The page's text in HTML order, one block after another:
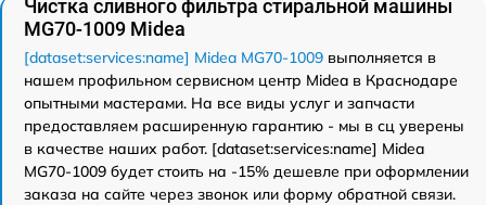
Чистка сливного фильтра стиральной машины
MG70-1009 Midea
[dataset:services:name] Midea MG70-1009 выполняется в
нашем профильном сервисном центр Midea в Краснодаре
опытными мастерами. На все виды услуг и запчасти
предоставляем расширенную гарантию - мы в сц уверены
в качестве наших работ. [dataset:services:name] Midea
MG70-1009 будет стоить на -15% дешевле при оформлении
заказа на сайте через звонок или форму обратной связи.